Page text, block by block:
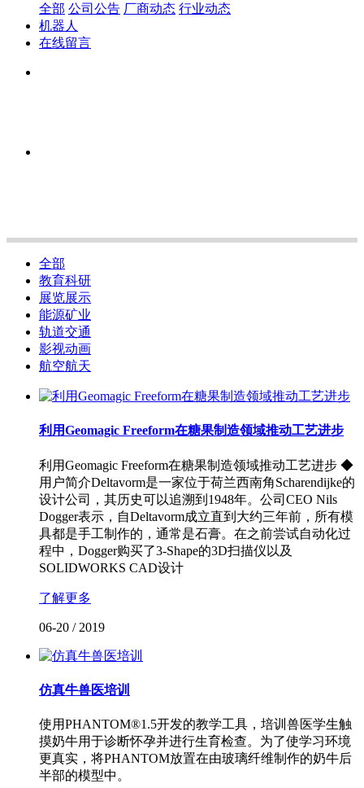
全部 公司公告 厂商动态 行业动态
机器人
在线留言
全部
教育科研
展览展示
能源矿业
轨道交通
影视动画
航空航天
利用Geomagic Freeform在糖果制造领域推动工艺进步
利用Geomagic Freeform在糖果制造领域推动工艺进步 ◆
用户简介Deltavorm是一家位于荷兰西南角Scharendijke的
设计公司，其历史可以追溯到1948年。公司CEO Nils
Dogger表示，自Deltavorm成立直到大约三年前，所有模
具都是手工制作的，通常是石膏。在之前尝试自动化过
程中，Dogger购买了3-Shape的3D扫描仪以及
SOLIDWORKS CAD设计
了解更多
06-20 / 2019
仿真牛兽医培训
使用PHANTOM®1.5开发的教学工具，培训兽医学生触
摸奶牛用于诊断怀孕并进行生育检查。为了使学习环境
更真实，将PHANTOM放置在由玻璃纤维制作的奶牛后
半部的模型中。